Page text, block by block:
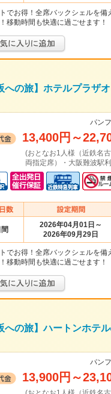
でお得！全席バックシェルを備
移動時間も快適に過ごせます！
への旅】ホテルプラ
パン
13,400円 ～
(おとなお1人様（近鉄名
両指定席）・大阪難波駅
2026年04月01日～
2026年09月29日
でお得！全席バックシェルを備
移動時間も快適に過ごせます！
への旅】ハートンホ
パン
13,900円 ～